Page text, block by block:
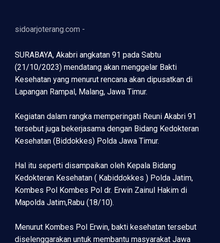
sidoarjoterang.com -
SURABAYA, Akabri angkatan 91 pada Sabtu
(21/10/2023) mendatang akan menggelar Bakti
Kesehatan yang menurut rencana akan dipusatkan di
Lapangan Rampal, Malang, Jawa Timur.
Kegiatan dalam rangka memperingati Reuni Akabri 91
tersebut juga bekerjasama dengan Bidang Kedokteran
Kesehatan (Biddokkes) Polda Jawa Timur.
Hal itu seperti disampaikan oleh Kepala Bidang
Kedokteran Kesehatan ( Kabiddokkes ) Polda Jatim,
Kombes Pol Kombes Pol dr. Erwin Zainul Hakim di
Mapolda Jatim,Rabu (18/10).
Menurut Kombes Pol Erwin, bakti kesehatan tersebut
diselenggarakan untuk membantu masyarakat Jawa